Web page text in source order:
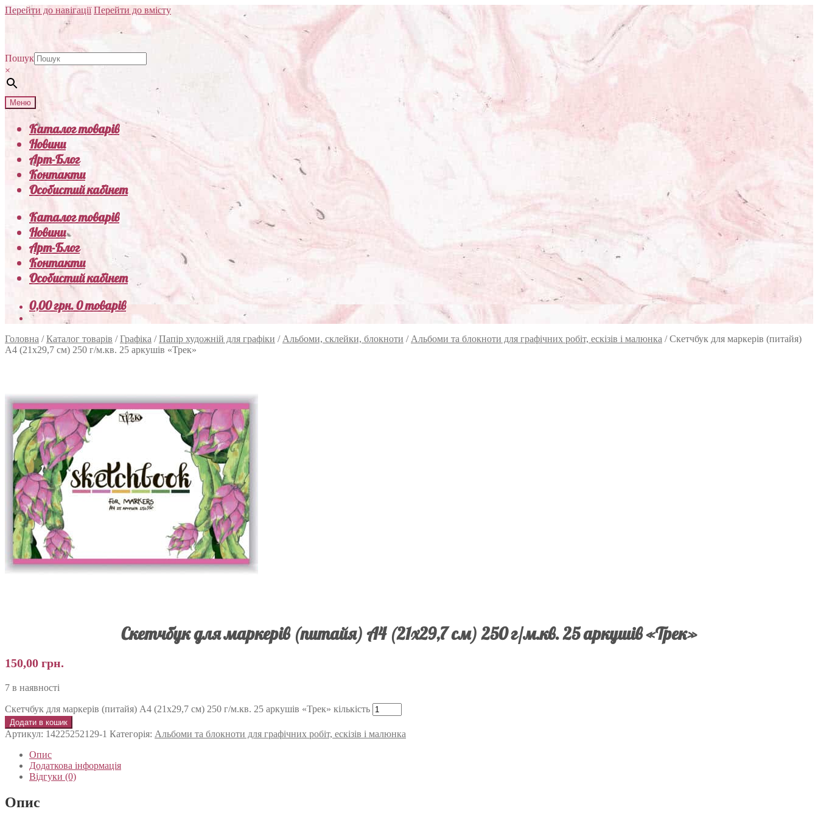
Перейти до навігації Перейти до вмісту
Пошук
×
Меню
Каталог товарів
Новини
Арт-Блог
Контакти
Особистий кабінет
Каталог товарів
Новини
Арт-Блог
Контакти
Особистий кабінет
0,00грн.0 товарів
Головна /Каталог товарів /Графіка /Папір художній для графіки / Альбоми, склейки, блокноти / Альбоми та блокноти для графічних робіт, ескізів і малюнка /Скетчбук для маркерів (питайя)
А4 (21х29,7 см) 250 г/м.кв. 25 аркушів «Трек»
Скетчбук для маркерів (питайя) А4 (21х29,7 см) 250 г/м.кв. 25 аркушів «Трек»
150,00 грн.
7 в наявності
Скетчбук для маркерів (питайя) А4 (21х29,7 см) 250 г/м.кв. 25 аркушів «Трек» кількість
Додати в кошик
Артикул: 14225252129-1 Категорія: Альбоми та блокноти для графічних робіт, ескізів і малюнка
Опис
Додаткова інформація
Відгуки (0)
Опис